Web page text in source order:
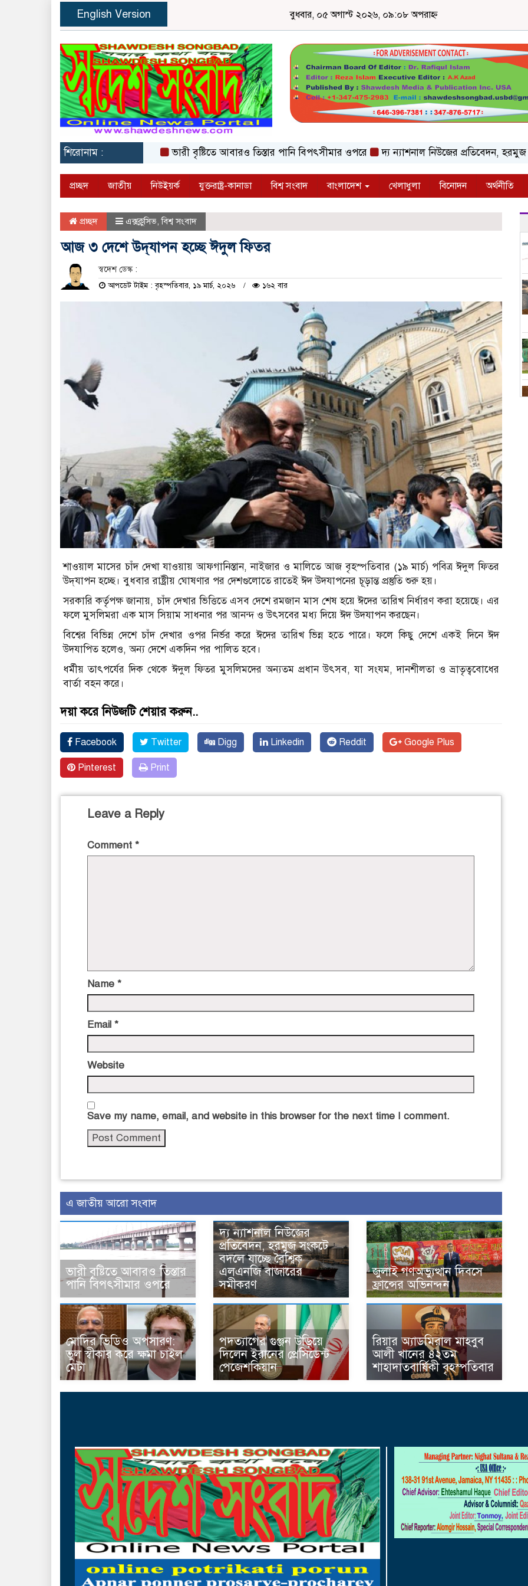
English Version বুধবার, ০৫ অগাস্ট ২০২৬, ০৯:০৮ অপরাহ্ন
শিরোনাম : ভারী বৃষ্টিতে আবারও তিস্তার পানি বিপৎসীমার ওপরে দ্য ন্যাশনাল নিউজের প্রতিবেদন, হরমুজ
প্রচ্ছদ জাতীয় নিউইয়র্ক যুক্তরাষ্ট্র-কানাডা বিশ্ব সংবাদ বাংলাদেশ খেলাধুলা বিনোদন অর্থনীতি
প্রচ্ছদ এক্সক্লুসিভ,বিশ্ব সংবাদ
আজ ৩ দেশে উদ্‌যাপন হচ্ছে ঈদুল ফিতর
স্বদেশ ডেস্ক :
আপডেট টাইম : বৃহস্পতিবার, ১৯ মার্চ, ২০২৬ ১৬২ বার
শাওয়াল মাসের চাঁদ দেখা যাওয়ায় আফগানিস্তান, নাইজার ও মালিতে আজ বৃহস্পতিবার (১৯ মার্চ) পবিত্র ঈদুল ফিতর
উদ্‌যাপন হচ্ছে। বুধবার রাষ্ট্রীয় ঘোষণার পর দেশগুলোতে রাতেই ঈদ উদযাপনের চূড়ান্ত প্রস্তুতি শুরু হয়।
সরকারি কর্তৃপক্ষ জানায়, চাঁদ দেখার ভিত্তিতে এসব দেশে রমজান মাস শেষ হয়ে ঈদের তারিখ নির্ধারণ করা হয়েছে। এর
ফলে মুসলিমরা এক মাস সিয়াম সাধনার পর আনন্দ ও উৎসবের মধ্য দিয়ে ঈদ উদযাপন করছেন।
বিশ্বের বিভিন্ন দেশে চাঁদ দেখার ওপর নির্ভর করে ঈদের তারিখ ভিন্ন হতে পারে। ফলে কিছু দেশে একই দিনে ঈদ
উদযাপিত হলেও, অন্য দেশে একদিন পর পালিত হবে।
ধর্মীয় তাৎপর্যের দিক থেকে ঈদুল ফিতর মুসলিমদের অন্যতম প্রধান উৎসব, যা সংযম, দানশীলতা ও ভ্রাতৃত্ববোধের
বার্তা বহন করে।
দয়া করে নিউজটি শেয়ার করুন..
Facebook Twitter Digg Linkedin Reddit Google Plus
Pinterest Print
Leave a Reply
Comment *
Name *
Email *
Website
Save my name, email, and website in this browser for the next time I comment.
এ জাতীয় আরো সংবাদ
ভারী বৃষ্টিতে আবারও তিস্তার
পানি বিপৎসীমার ওপরে
দ্য ন্যাশনাল নিউজের
প্রতিবেদন, হরমুজ সংকটে
বদলে যাচ্ছে বৈশ্বিক
এলএনজি বাজারের
সমীকরণ
জুলাই গণঅভ্যুত্থান দিবসে
ফ্রান্সের অভিনন্দন
মোদির ভিডিও অপসারণ:
ভুল স্বীকার করে ক্ষমা চাইল
মেটা
পদত্যাগের গুঞ্জন উড়িয়ে
দিলেন ইরানের প্রেসিডেন্ট
পেজেশকিয়ান
রিয়ার অ্যাডমিরাল মাহবুব
আলী খানের ৪২তম
শাহাদাতবার্ষিকী বৃহস্পতিবার